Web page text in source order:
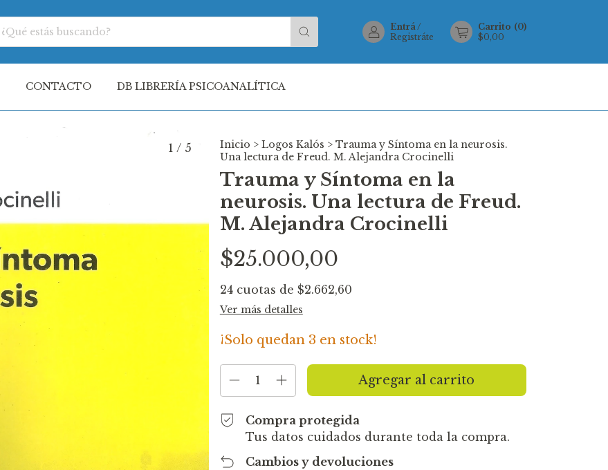
Entrá/
Registráte
Carrito (0)
$0,00
CONTACTO DB LIBRERÍA PSICOANALÍTICA
1 / 5 Inicio > Logos Kalós > Trauma y Síntoma en la neurosis.
Una lectura de Freud. M. Alejandra Crocinelli
Trauma y Síntoma en la
neurosis. Una lectura de Freud.
M. Alejandra Crocinelli
$25.000,00
24 cuotas de $2.662,60
Ver más detalles
¡Solo quedan 3 en stock!
Compra protegida
Tus datos cuidados durante toda la compra.
Cambios y devoluciones